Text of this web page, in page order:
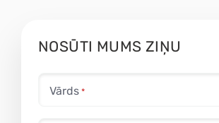
NOSŪTI MUMS ZIŅU
Vārds